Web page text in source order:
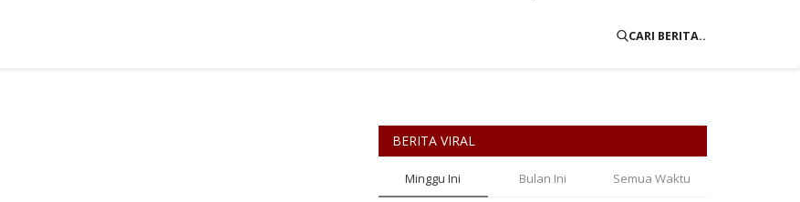
CARI BERITA..
BERITA VIRAL
Minggu Ini Bulan Ini Semua Waktu